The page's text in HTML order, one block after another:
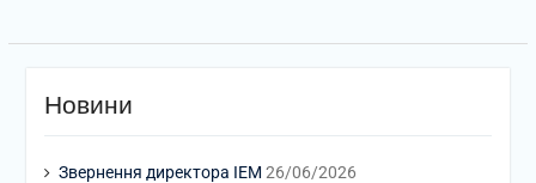
Новини
Звернення директора ІЕМ 26/06/2026